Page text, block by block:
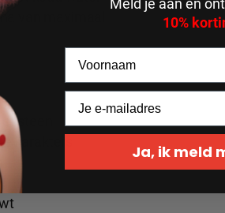
van maximaal
steen
karakters
10%
Ja, ik meld